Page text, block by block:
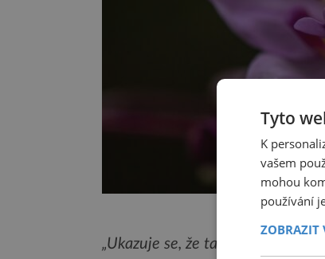
Tento druh
„Ukazuje se, že tato orchidej
Tyto
K
vašem
mohou
používání
ZOBRAZIT